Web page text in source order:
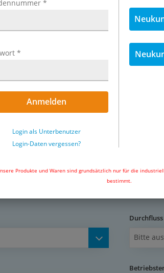
*
*
Anmelden
Login als Unterbenutzer
Login-Daten vergessen?
Produkte und Waren sind grundsätzlich nur für die
bestimmt.
Bitte